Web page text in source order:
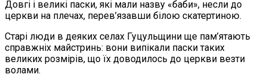
Довгі і великі паски, які мали назву «баби», несли до
церкви на плечах, перев’язавши білою скатертиною.
Старі люди в деяких селах Гуцульщини ще пам’ятають
справжніх майстринь: вони випікали паски таких
великих розмірів, що їх доводилось до церкви везти
волами.